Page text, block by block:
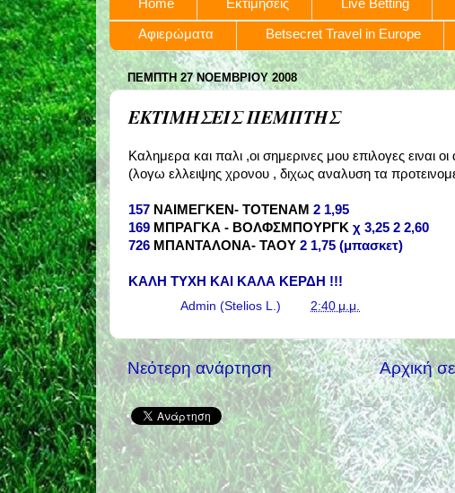
Home Εκτιμήσεις Live Betting
Αφιερώματα
Betsecret Travel in Europe
ΠΈΜΠΤΗ 27 ΝΟΕΜΒΡΊΟΥ 2008
ΕΚΤΙΜΗΣΕΙΣ ΠΕΜΠΤΗΣ
Καλημερα και παλι ,οι σημερινες μου επιλογες ειναι
(λογω ελλειψης χρονου , διχως αναλυση τα
157 ΝΑΙΜΕΓΚΕΝ- ΤΟΤΕΝΑΜ 2 1,95
169 ΜΠΡΑΓΚΑ - ΒΟΛΦΣΜΠΟΥΡΓΚ χ 3,25 2 2,60
726 ΜΠΑΝΤΑΛΟΝΑ- ΤΑΟΥ 2 1,75 (μπασκετ)
ΚΑΛΗ ΤΥΧΗ ΚΑΙ ΚΑΛΑ ΚΕΡΔΗ !!!
Admin (Stelios L.) 2:40 μ.μ.
Νεότερη ανάρτηση Αρχική